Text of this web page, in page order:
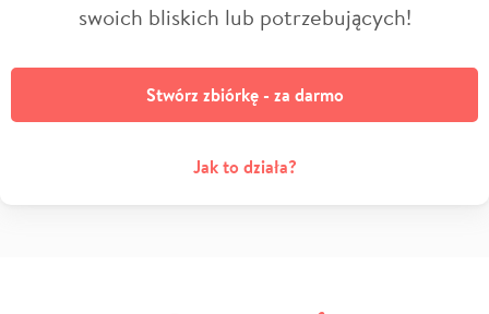
swoich bliskich lub potrzebujących!
Stwórz zbiórkę - za darmo
Jak to działa?